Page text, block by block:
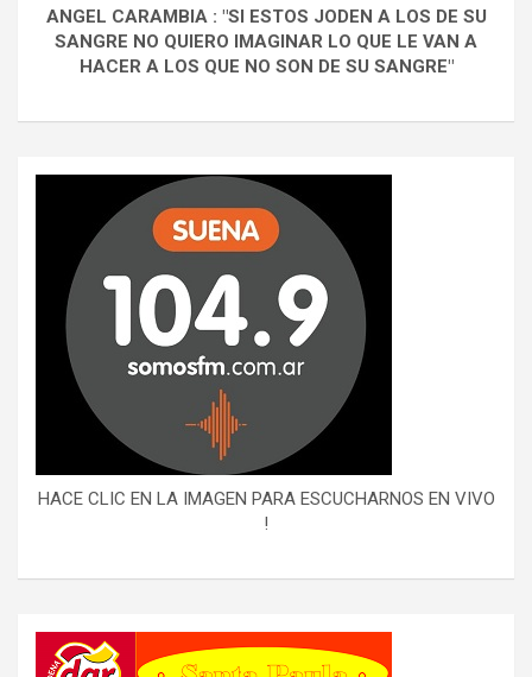
ANGEL CARAMBIA : "SI ESTOS JODEN A LOS DE SU
SANGRE NO QUIERO IMAGINAR LO QUE LE VAN A
HACER A LOS QUE NO SON DE SU SANGRE"
HACE CLIC EN LA IMAGEN PARA ESCUCHARNOS EN VIVO
!